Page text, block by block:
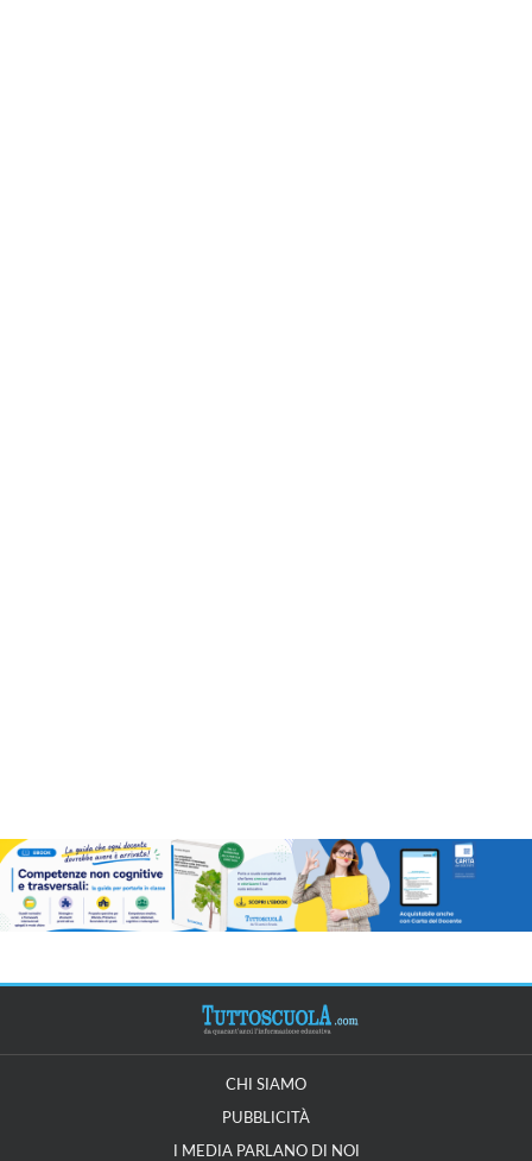
CHI SIAMO
PUBBLICITÀ
I MEDIA PARLANO DI NOI